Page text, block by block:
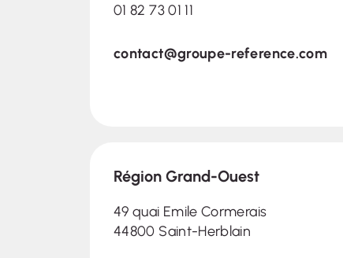
01 82 73 01 11
contact@groupe-reference.com
Région Grand-Ouest
49 quai Emile Cormerais
44800 Saint-Herblain